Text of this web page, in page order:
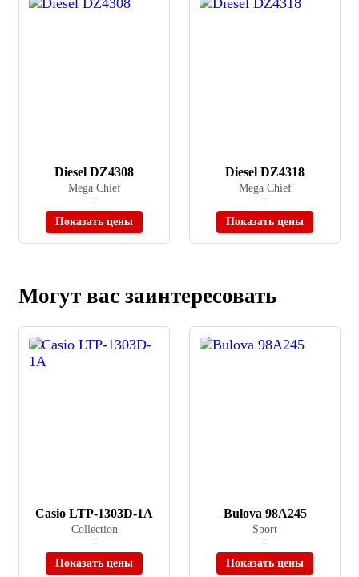
Diesel DZ4308
Mega Chief
Показать цены
Diesel DZ4318
Mega Chief
Показать цены
Могут вас заинтересовать
Casio LTP-1303D-1A
Collection
Показать цены
Bulova 98A245
Sport
Показать цены